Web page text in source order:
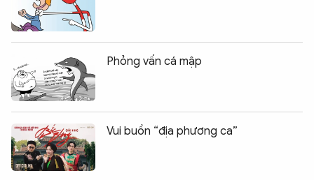
Phỏng vấn cá mập
Vui buồn “địa phương ca”